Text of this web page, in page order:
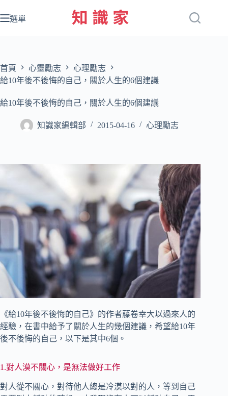
至
容
選單
首頁 心靈勵志
心理勵志
給10年後不後悔的自己，關於人生的6個建議
給10年後不後悔的自己，關於人生的6個建議
知識家編輯部 2015-04-16 心理勵志
《給10年後不後悔的自己》的作者藤卷幸大以過來人的
經驗，在書中給予了關於人生的幾個建議，希望給10年
後不後悔的自己，以下是其中6個。
1.對人漠不關心，是無法做好工作
對人從不關心，對待他人總是冷漠以對的人，等到自己